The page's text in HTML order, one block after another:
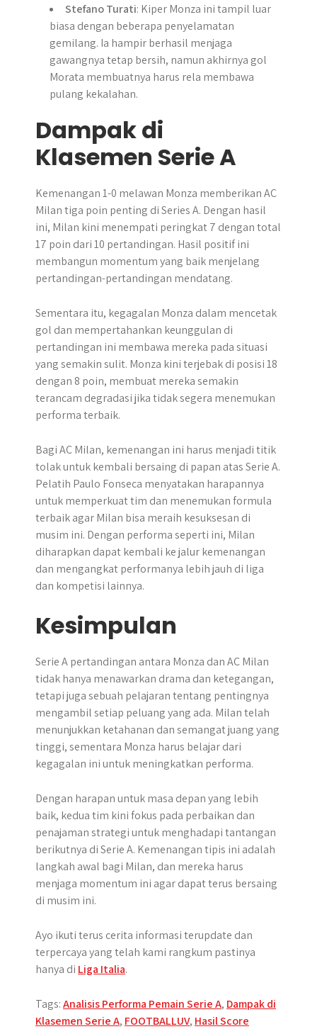
Stefano Turati: Kiper Monza ini tampil luar
biasa dengan beberapa penyelamatan
gemilang. Ia hampir berhasil menjaga
gawangnya tetap bersih, namun akhirnya gol
Morata membuatnya harus rela membawa
pulang kekalahan.
Dampak di
Klasemen Serie A
​Kemenangan 1-0 melawan Monza memberikan AC
Milan tiga poin penting di Series A.​ Dengan hasil
ini, Milan kini menempati peringkat 7 dengan total
17 poin dari 10 pertandingan. Hasil positif ini
membangun momentum yang baik menjelang
pertandingan-pertandingan mendatang.
Sementara itu, kegagalan Monza dalam mencetak
gol dan mempertahankan keunggulan di
pertandingan ini membawa mereka pada situasi
yang semakin sulit. Monza kini terjebak di posisi 18
dengan 8 poin, membuat mereka semakin
terancam degradasi jika tidak segera menemukan
performa terbaik.
Bagi AC Milan, kemenangan ini harus menjadi titik
tolak untuk kembali bersaing di papan atas Serie A.
Pelatih Paulo Fonseca menyatakan harapannya
untuk memperkuat tim dan menemukan formula
terbaik agar Milan bisa meraih kesuksesan di
musim ini. Dengan performa seperti ini, Milan
diharapkan dapat kembali ke jalur kemenangan
dan mengangkat performanya lebih jauh di liga
dan kompetisi lainnya.
Kesimpulan
Serie A pertandingan antara Monza dan AC Milan
tidak hanya menawarkan drama dan ketegangan,
tetapi juga sebuah pelajaran tentang pentingnya
mengambil setiap peluang yang ada. Milan telah
menunjukkan ketahanan dan semangat juang yang
tinggi, sementara Monza harus belajar dari
kegagalan ini untuk meningkatkan performa.
Dengan harapan untuk masa depan yang lebih
baik, kedua tim kini fokus pada perbaikan dan
penajaman strategi untuk menghadapi tantangan
berikutnya di Serie A. Kemenangan tipis ini adalah
langkah awal bagi Milan, dan mereka harus
menjaga momentum ini agar dapat terus bersaing
di musim ini.
Ayo ikuti terus cerita informasi terupdate dan
terpercaya yang telah kami rangkum pastinya
hanya di Liga Italia.
Tags:Analisis Performa Pemain Serie A, Dampak di
Klasemen Serie A, FOOTBALLUV, Hasil Score